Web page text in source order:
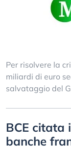
Per risolvere la
miliardi di euro
salvataggio del
BCE citata
banche